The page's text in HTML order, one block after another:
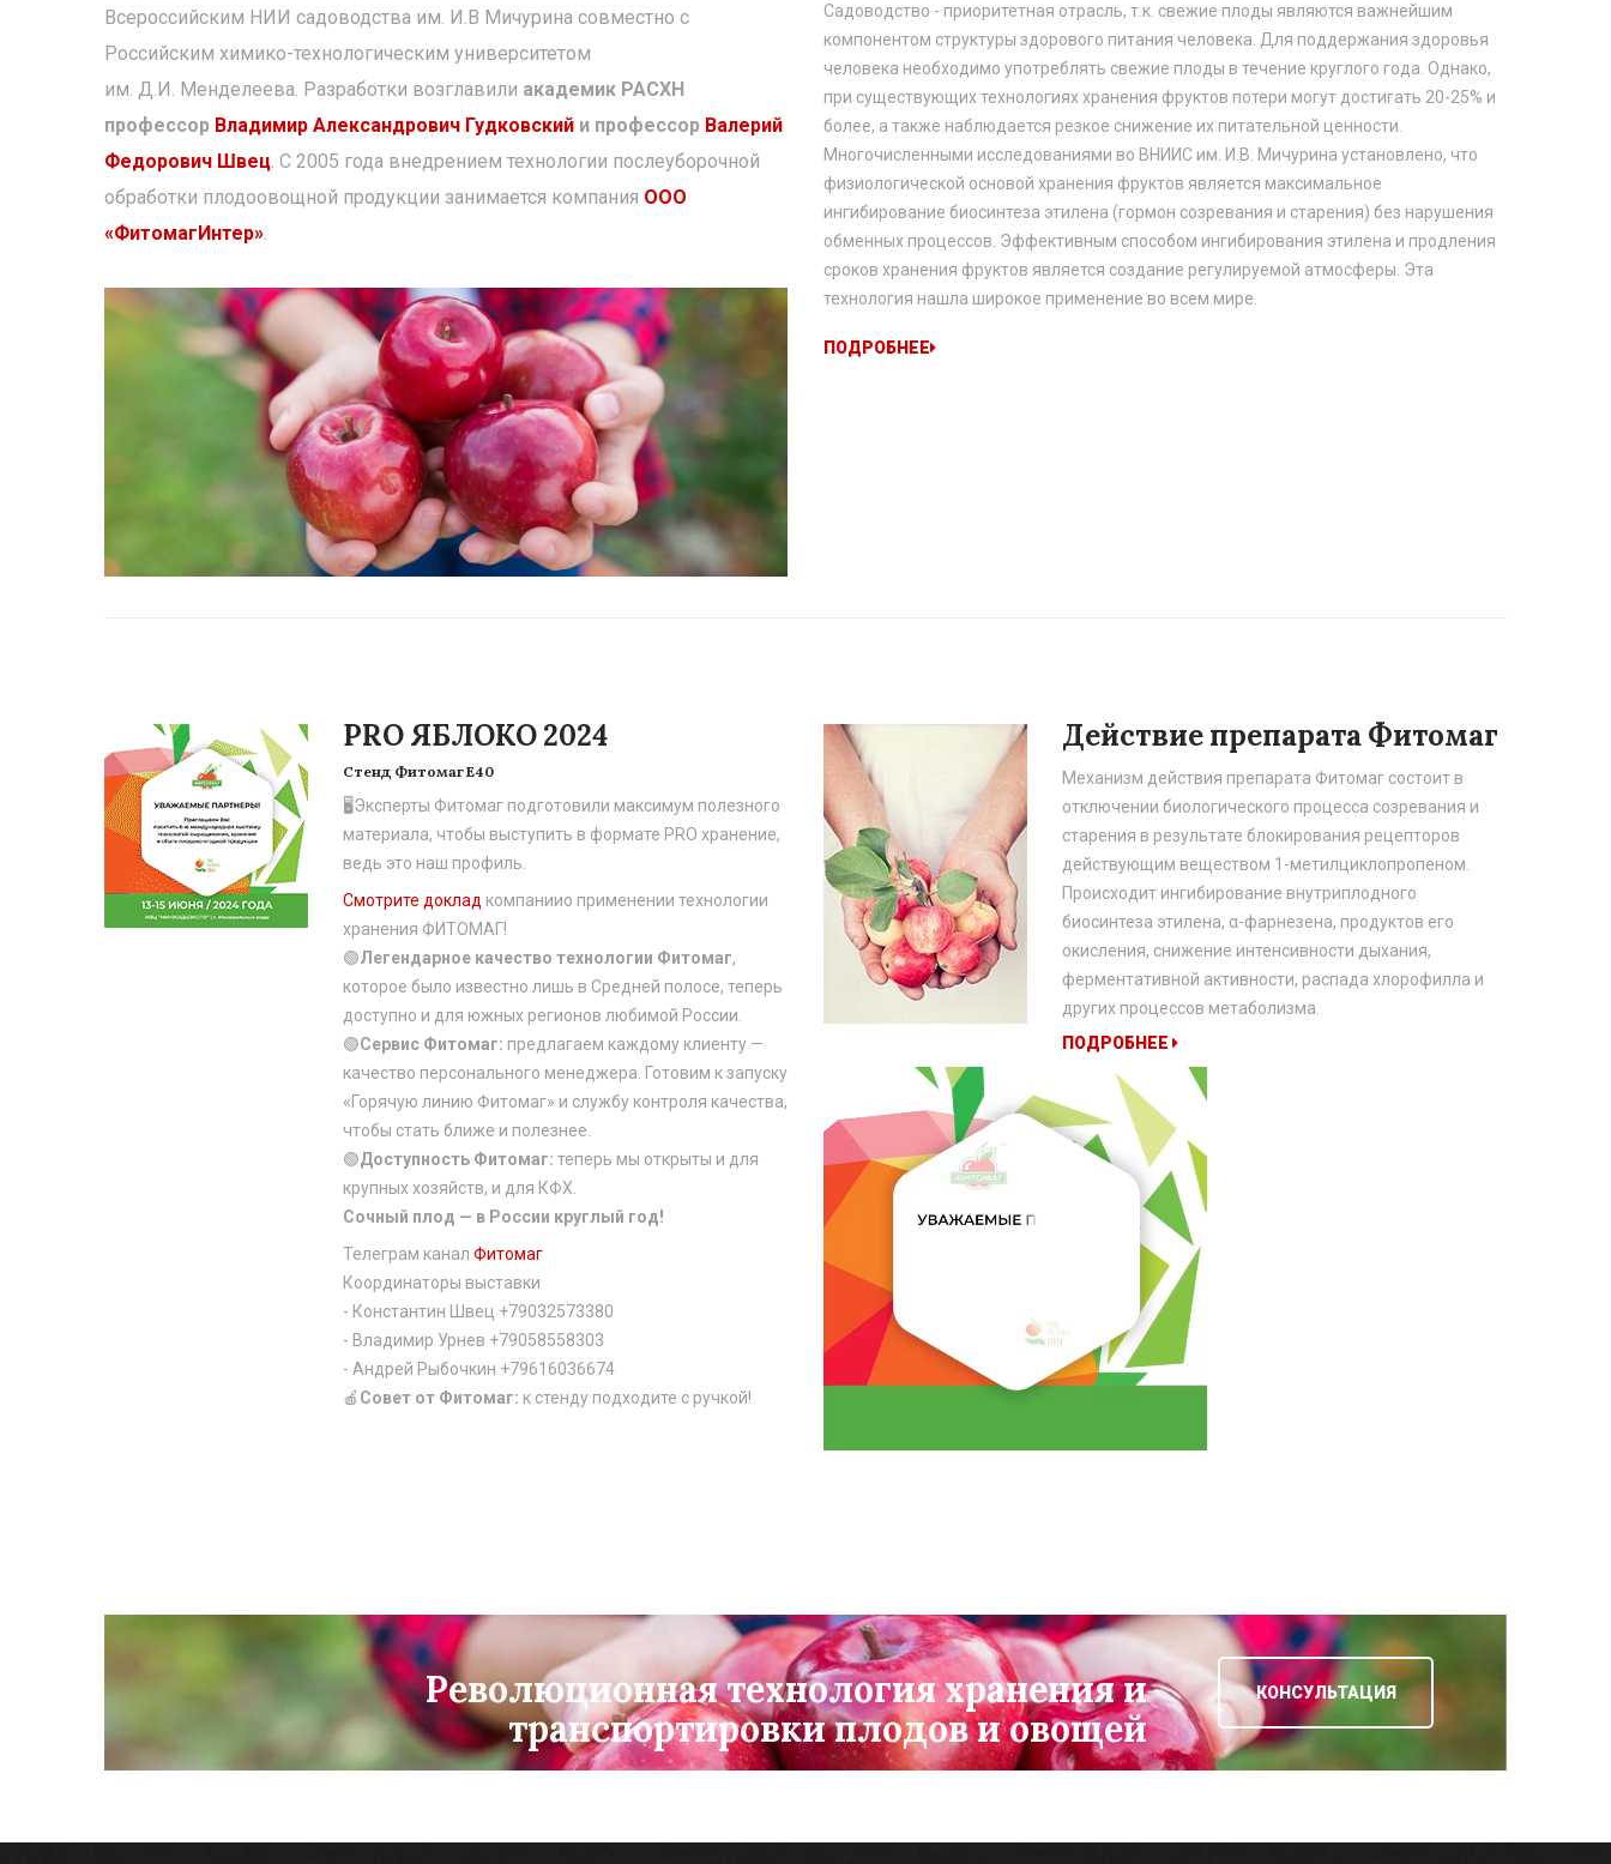
Всероссийским НИИ садоводства им. И.В Мичурина совместно с
Российским химико-технологическим университетом
им. Д.И. Менделеева. Разработки возглавили академик РАСХН
профессор Владимир Александрович Гудковский и профессор Валерий
Федорович Швец. С 2005 года внедрением технологии послеуборочной
обработки плодоовощной продукции занимается компания ООО
«ФитомагИнтер».
Садоводство - приоритетная отрасль, т.к. свежие плоды являются важнейшим
компонентом структуры здорового питания человека. Для поддержания здоровья
человека необходимо употреблять свежие плоды в течение круглого года. Однако,
при существующих технологиях хранения фруктов потери могут достигать 20-25% и
более, а также наблюдается резкое снижение их питательной ценности.
Многочисленными исследованиями во ВНИИС им. И.В. Мичурина установлено, что
физиологической основой хранения фруктов является максимальное
ингибирование биосинтеза этилена (гормон созревания и старения) без нарушения
обменных процессов. Эффективным способом ингибирования этилена и продления
сроков хранения фруктов является создание регулируемой атмосферы. Эта
технология нашла широкое применение во всем мире.
ПОДРОБНЕЕ
PRO ЯБЛОКО 2024
Стенд Фитомаг Е40
🖥Эксперты Фитомаг подготовили максимум полезного
материала, чтобы выступить в формате PRO хранение,
ведь это наш профиль.
Смотрите доклад компаниио применении технологии
хранения ФИТОМАГ!
🟢Легендарное качество технологии Фитомаг,
которое было известно лишь в Средней полосе, теперь
доступно и для южных регионов любимой России.
🟢Сервис Фитомаг: предлагаем каждому клиенту —
качество персонального менеджера. Готовим к запуску
«Горячую линию Фитомаг» и службу контроля качества,
чтобы стать ближе и полезнее.
🟢Доступность Фитомаг: теперь мы открыты и для
крупных хозяйств, и для КФХ.
Сочный плод — в России круглый год!
Телеграм канал Фитомаг
Координаторы выставки
- Константин Швец +79032573380
- Владимир Урнев +79058558303
- Андрей Рыбочкин +79616036674
🍎Совет от Фитомаг: к стенду подходите с ручкой!
Действие препарата Фитомаг
Механизм действия препарата Фитомаг состоит в
отключении биологического процесса созревания и
старения в результате блокирования рецепторов
действующим веществом 1-метилциклопропеном.
Происходит ингибирование внутриплодного
биосинтеза этилена, α-фарнезена, продуктов его
окисления, снижение интенсивности дыхания,
ферментативной активности, распада хлорофилла и
других процессов метаболизма.
ПОДРОБНЕЕ
Революционная технология хранения и
транспортировки плодов и овощей
КОНСУЛЬТАЦИЯ